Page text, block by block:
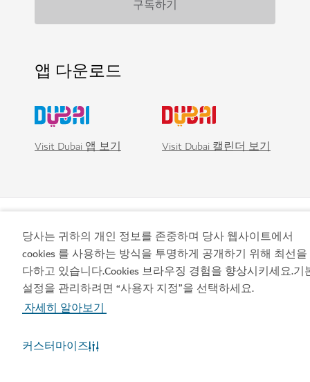
당사는 귀하의 개인 정보를 존중하며 당사 웹사이트에서
cookies 를 사용하는 방식을 투명하게 공개하기 위해 최선을
다하고 있습니다.Cookies 브라우징 경험을 향상시키세요.기
설정을 관리하려면 “사용자 지정”을 선택하세요.
자세히 알아보기
커스터마이즈
앱 다운로드
Visit Dubai 앱 보기 Visit Dubai 캘린더 보기
인기 링크
유용한 정보